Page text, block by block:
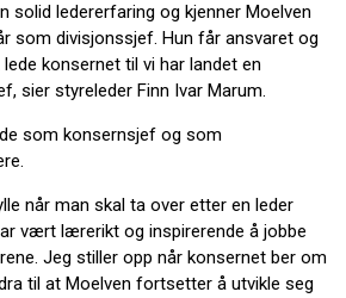
solid ledererfaring og kjenner Moelven
som divisjonssjef. Hun får ansvaret og
konsernet til vi har landet en
sier styreleder Finn Ivar Marum.
som konsernsjef og som
når man skal ta over etter en leder
vært lærerikt og inspirerende å jobbe
Jeg stiller opp når konsernet ber om
til at Moelven fortsetter å utvikle seg